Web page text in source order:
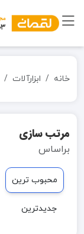
خانه ابزارآلات
مرتب سازی
براساس
محبوب ترین
جدیدترین